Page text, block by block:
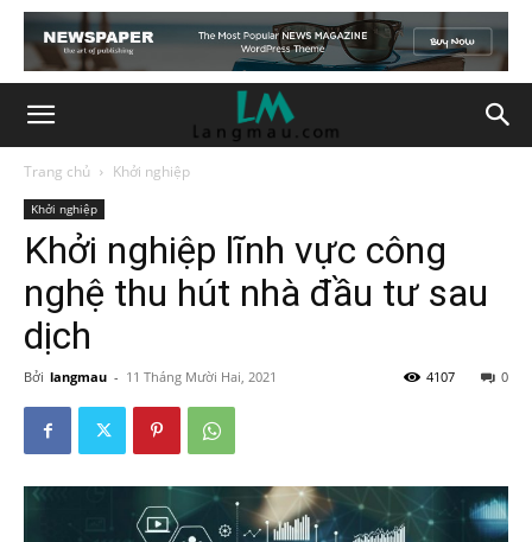
Trang chủ Khởi nghiệp
Khởi nghiệp
Khởi nghiệp lĩnh vực công
nghệ thu hút nhà đầu tư sau
dịch
Bởi langmau - 11 Tháng Mười Hai, 2021 0
4107